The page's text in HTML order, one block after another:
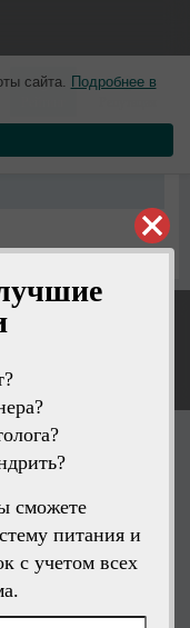
сможете
питания и
с учетом всех
сайта. Подробнее в
0
0